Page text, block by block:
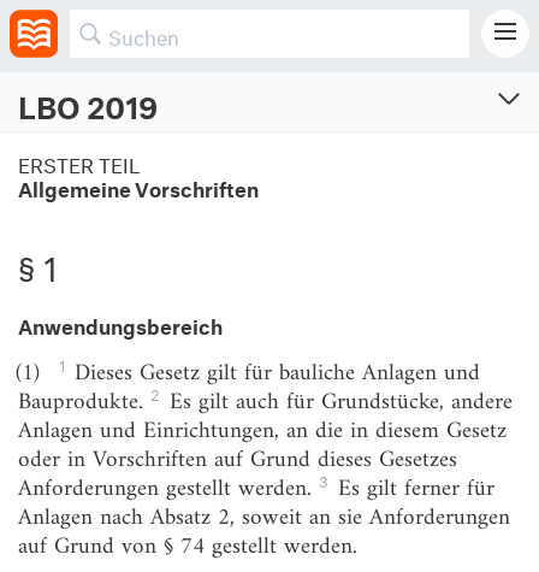
LBO 2019
Landesbauordnung für Baden-Württemberg
Geltungsbereich: Baden-Württemberg (BW)
NICHT MEHR IN KRAFT
ERSTER TEIL
Allgemeine Vorschriften
§ 1
Anwendungsbereich
§ 2
Begriffe
§ 3
Allgemeine Anforderungen
ERSTER TEIL
Allgemeine Vorschriften
§ 1
Anwendungsbereich
(1) 1 Dieses Gesetz gilt für bauliche Anlagen und
Bauprodukte. 2 Es gilt auch für Grundstücke, andere
Anlagen und Einrichtungen, an die in diesem Gesetz
oder in Vorschriften auf Grund dieses Gesetzes
Anforderungen gestellt werden. 3 Es gilt ferner für
Anlagen nach Absatz 2, soweit an sie Anforderungen
auf Grund von § 74 gestellt werden.